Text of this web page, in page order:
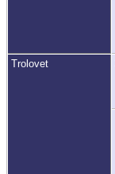
Trolovet